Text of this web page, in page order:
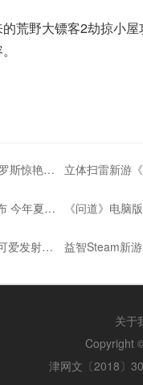
荒野大镖客2劫掠小
《最终幻想7:重生》7月壁纸赛菲罗斯惊艳亮相
《RE0》十周年纪念手游新PV公布 今年夏季上线
《永恒蔚蓝：流光》新活动预告 可爱发射器登场
关于
Copyright
津网文〔2018〕